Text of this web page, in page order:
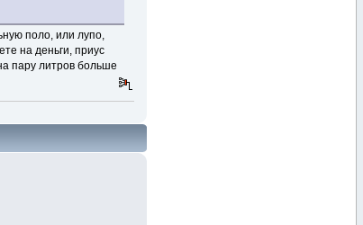
поло, или лупо,
на деньги, приус
пару литров больше